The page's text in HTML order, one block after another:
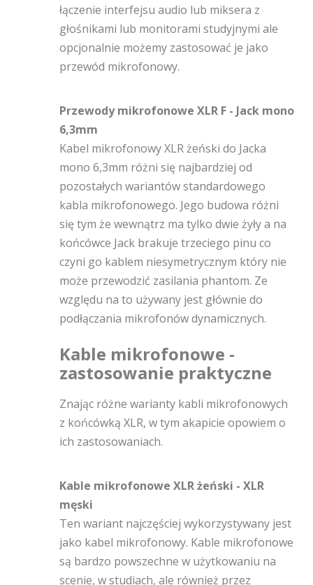
łączenie interfejsu audio lub miksera z
głośnikami lub monitorami studyjnymi ale
opcjonalnie możemy zastosować je jako
przewód mikrofonowy.
Przewody mikrofonowe XLR F - Jack mono
6,3mm
Kabel mikrofonowy XLR żeński do Jacka
mono 6,3mm różni się najbardziej od
pozostałych wariantów standardowego
kabla mikrofonowego. Jego budowa różni
się tym że wewnątrz ma tylko dwie żyły a na
końcówce Jack brakuje trzeciego pinu co
czyni go kablem niesymetrycznym który nie
może przewodzić zasilania phantom. Ze
względu na to używany jest głównie do
podłączania mikrofonów dynamicznych.
Kable mikrofonowe -
zastosowanie praktyczne
Znając różne warianty kabli mikrofonowych
z końcówką XLR, w tym akapicie opowiem o
ich zastosowaniach.
Kable mikrofonowe XLR żeński - XLR
męski
Ten wariant najczęściej wykorzystywany jest
jako kabel mikrofonowy. Kable mikrofonowe
są bardzo powszechne w użytkowaniu na
scenie, w studiach, ale również przez